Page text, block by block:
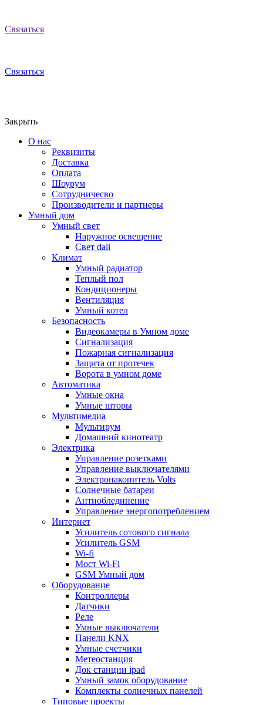
Связаться
Связаться
Закрыть
О нас
Реквизиты
Доставка
Оплата
Шоурум
Сотрудничесво
Производители и партнеры
Умный дом
Умный свет
Наружное освещение
Свет dali
Климат
Умный радиатор
Теплый пол
Кондиционеры
Вентиляция
Умный котел
Безопасность
Видеокамеры в Умном доме
Сигнализация
Пожарная сигнализация
Защита от протечек
Ворота в умном доме
Автоматика
Умные окна
Умные шторы
Мультимедиа
Мультирум
Домашний кинотеатр
Электрика
Управление розетками
Управление выключателями
Электронакопитель Volts
Солнечные батареи
Антиоблединение
Управление энергопотреблением
Интернет
Усилитель сотового сигнала
Усилитель GSM
Wi-fi
Мост Wi-Fi
GSM Умный дом
Оборудование
Контроллеры
Датчики
Реле
Умные выключатели
Панели KNX
Умные счетчики
Метеостанция
Док станции ipad
Умный замок оборудование
Комплекты солнечных панелей
Типовые проекты